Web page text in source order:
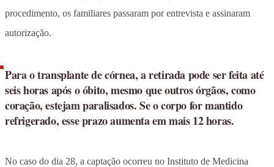
procedimento, os familiares passaram por entrevista e assinaram
autorização.
Para o transplante de córnea, a retirada pode ser feita até
seis horas após o óbito, mesmo que outros órgãos, como
coração, estejam paralisados. Se o corpo for mantido
refrigerado, esse prazo aumenta em mais 12 horas.
No caso do dia 28, a captação ocorreu no Instituto de Medicina